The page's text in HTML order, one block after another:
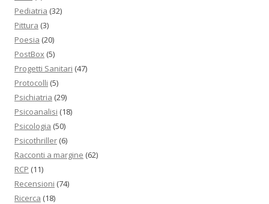
Pediatria (32)
Pittura (3)
Poesia (20)
PostBox (5)
Progetti Sanitari (47)
Protocolli (5)
Psichiatria (29)
Psicoanalisi (18)
Psicologia (50)
Psicothriller (6)
Racconti a margine (62)
RCP (11)
Recensioni (74)
Ricerca (18)